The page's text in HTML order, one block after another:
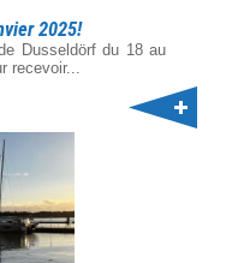
2025!
Dusseldörf du 18 au
recevoir...